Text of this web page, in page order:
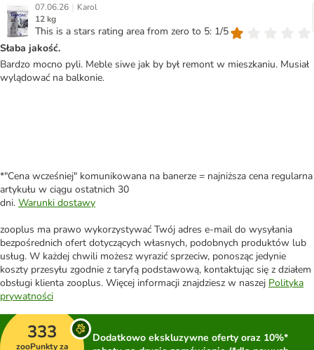
07.06.26 | Karol
12 kg
This is a stars rating area from zero to 5: 1/5
Słaba jakość.
Bardzo mocno pyli. Meble siwe jak by był remont w mieszkaniu. Musiał
wylądować na balkonie.
*"Cena wcześniej" komunikowana na banerze = najniższa cena regularna
artykułu w ciągu ostatnich 30
dni. Warunki dostawy
zooplus ma prawo wykorzystywać Twój adres e-mail do wysyłania
bezpośrednich ofert dotyczących własnych, podobnych produktów lub
usług. W każdej chwili możesz wyrazić sprzeciw, ponosząc jedynie
koszty przesyłu zgodnie z taryfą podstawową, kontaktując się z działem
obsługi klienta zooplus. Więcej informacji znajdziesz w naszej Polityka
prywatności
333
zooPunkty za
Dodatkowo ekskluzywne oferty oraz 10%*